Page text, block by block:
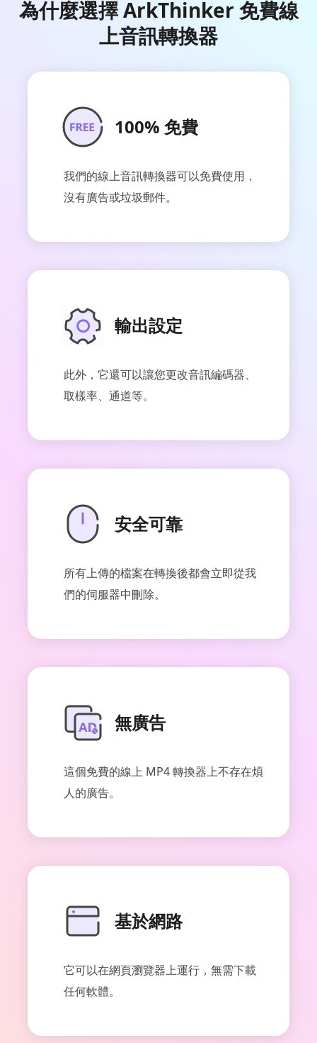
為什麼選擇 ArkThinker 免費線
上音訊轉換器
100% 免費
我們的線上音訊轉換器可以免費使用，
沒有廣告或垃圾郵件。
輸出設定
此外，它還可以讓您更改音訊編碼器、
取樣率、通道等。
安全可靠
所有上傳的檔案在轉換後都會立即從我
們的伺服器中刪除。
無廣告
這個免費的線上 MP4 轉換器上不存在煩
人的廣告。
基於網路
它可以在網頁瀏覽器上運行，無需下載
任何軟體。